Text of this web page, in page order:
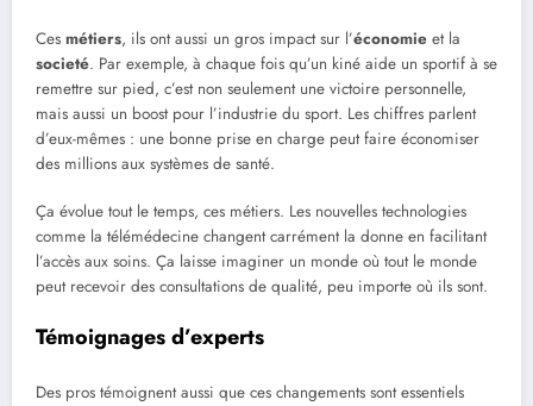
Ces métiers, ils ont aussi un gros impact sur l’économie et la
societé. Par exemple, à chaque fois qu’un kiné aide un sportif à se
remettre sur pied, c’est non seulement une victoire personnelle,
mais aussi un boost pour l’industrie du sport. Les chiffres parlent
d’eux-mêmes : une bonne prise en charge peut faire économiser
des millions aux systèmes de santé.
Ça évolue tout le temps, ces métiers. Les nouvelles technologies
comme la télémédecine changent carrément la donne en facilitant
l’accès aux soins. Ça laisse imaginer un monde où tout le monde
peut recevoir des consultations de qualité, peu importe où ils sont.
Témoignages d’experts
Des pros témoignent aussi que ces changements sont essentiels